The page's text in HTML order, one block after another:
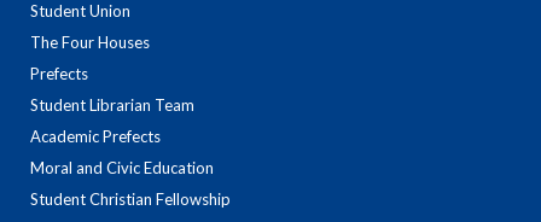
Student Union
The Four Houses
Prefects
Student Librarian Team
Academic Prefects
Moral and Civic Education
Student Christian Fellowship